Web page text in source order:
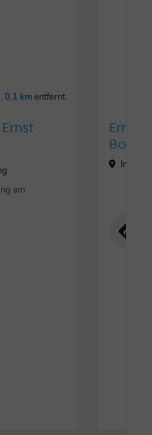
0,1 kmentfernt
am
Ernst
Im